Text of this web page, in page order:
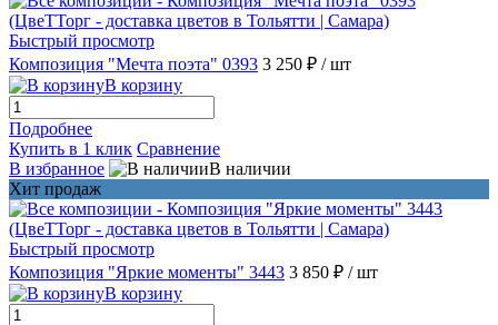
Быстрый просмотр
Композиция "Мечта поэта" 0393 3 250 ₽ / шт
В корзину
Подробнее
Купить в 1 клик Сравнение
В избранное
В наличии
Хит продаж
Быстрый просмотр
Композиция "Яркие моменты" 3443 3 850 ₽ / шт
В корзину